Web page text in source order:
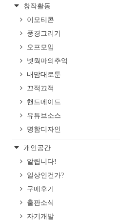
창작활동
이모티콘
풍경그리기
오프모임
넷웍마의추억
내맘대로툰
끄적끄적
핸드메이드
유튜브소스
명함디자인
개인공간
알립니다!
일상인건가?
구매후기
출판소식
자기개발